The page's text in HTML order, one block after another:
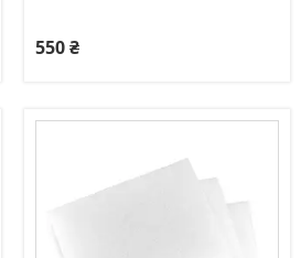
550 ₴